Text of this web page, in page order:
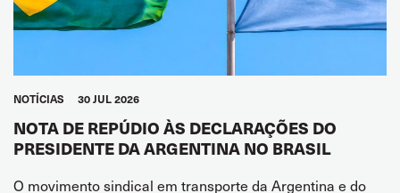
NOTÍCIAS 30 JUL 2026
NOTA DE REPÚDIO ÀS DECLARAÇÕES DO
PRESIDENTE DA ARGENTINA NO BRASIL
O movimento sindical em transporte da Argentina e do